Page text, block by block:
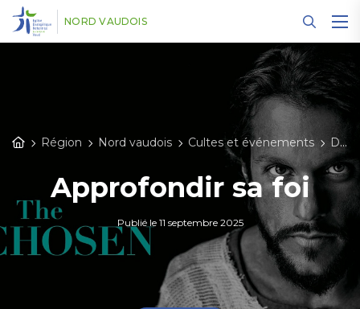
NORD VAUDOIS
Région Nord vaudois Cultes et événements Détail des événements
Approfondir sa foi
Publié le 11 septembre 2025
Panneau de gestion des cookies